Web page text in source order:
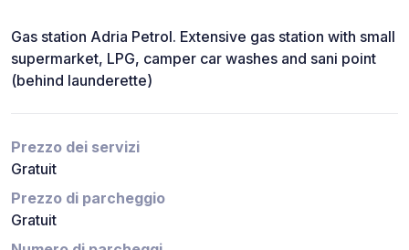
Gas station Adria Petrol. Extensive gas station with small
supermarket, LPG, camper car washes and sani point
(behind launderette)
Prezzo dei servizi
Gratuit
Prezzo di parcheggio
Gratuit